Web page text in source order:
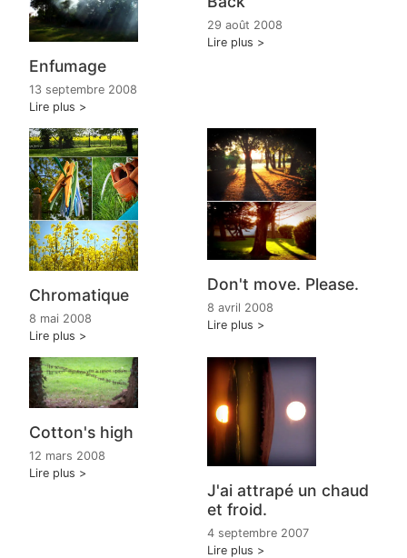
Enfumage
13 septembre 2008
Lire plus
29 août 2008
Lire plus
Chromatique
8 mai 2008
Lire plus
Don't move. Please.
8 avril 2008
Lire plus
Cotton's high
12 mars 2008
Lire plus
J'ai attrapé un chaud
et froid.
4 septembre 2007
Lire plus